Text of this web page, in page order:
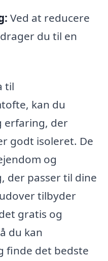
Ved at reducere
du til en
til
kan du
erfaring, der
godt isoleret. De
og
der passer til dine
tilbyder
gratis og
du kan
finde det bedste